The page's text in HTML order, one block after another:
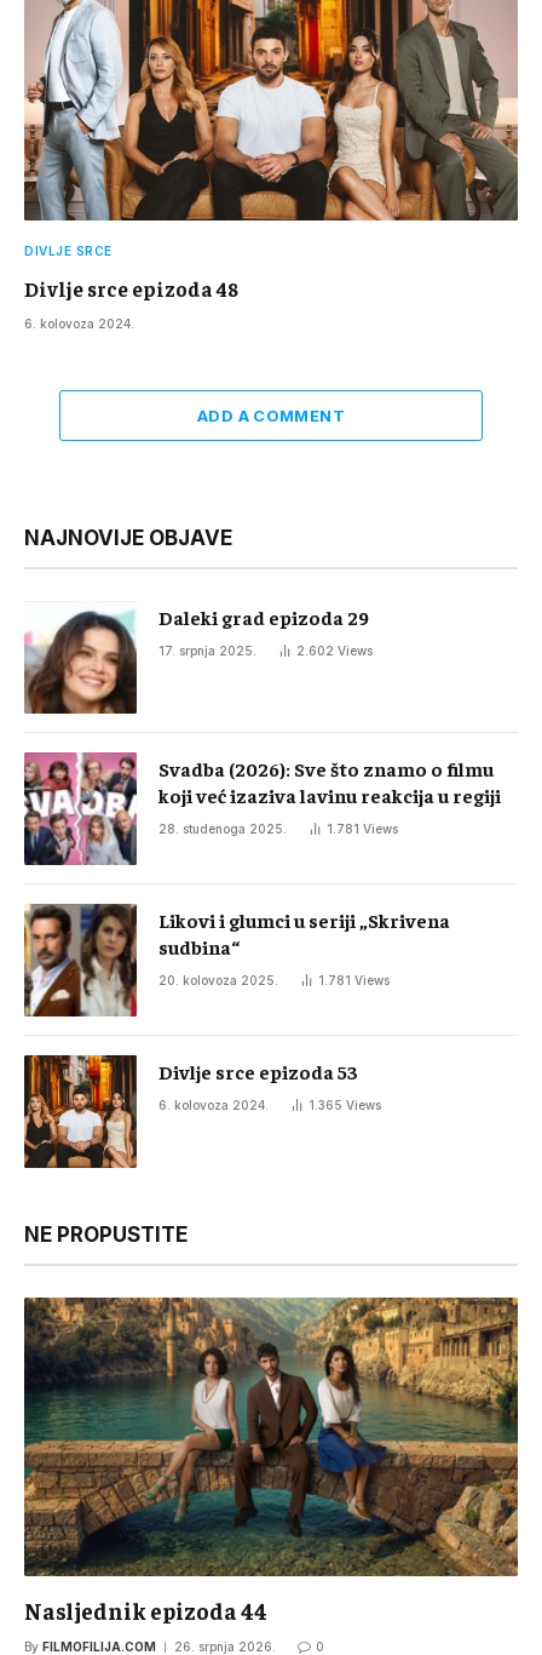
DIVLJE SRCE
Divlje srce epizoda 48
6. kolovoza 2024.
ADD A COMMENT
NAJNOVIJE OBJAVE
Daleki grad epizoda 29
17. srpnja 2025. 2.602 Views
Svadba (2026): Sve što znamo o filmu
koji već izaziva lavinu reakcija u regiji
28. studenoga 2025. 1.781 Views
Likovi i glumci u seriji „Skrivena
sudbina“
20. kolovoza 2025. 1.781 Views
Divlje srce epizoda 53
6. kolovoza 2024. 1.365 Views
NE PROPUSTITE
Nasljednik epizoda 44
By FILMOFILIJA.COM 26. srpnja 2026. 0